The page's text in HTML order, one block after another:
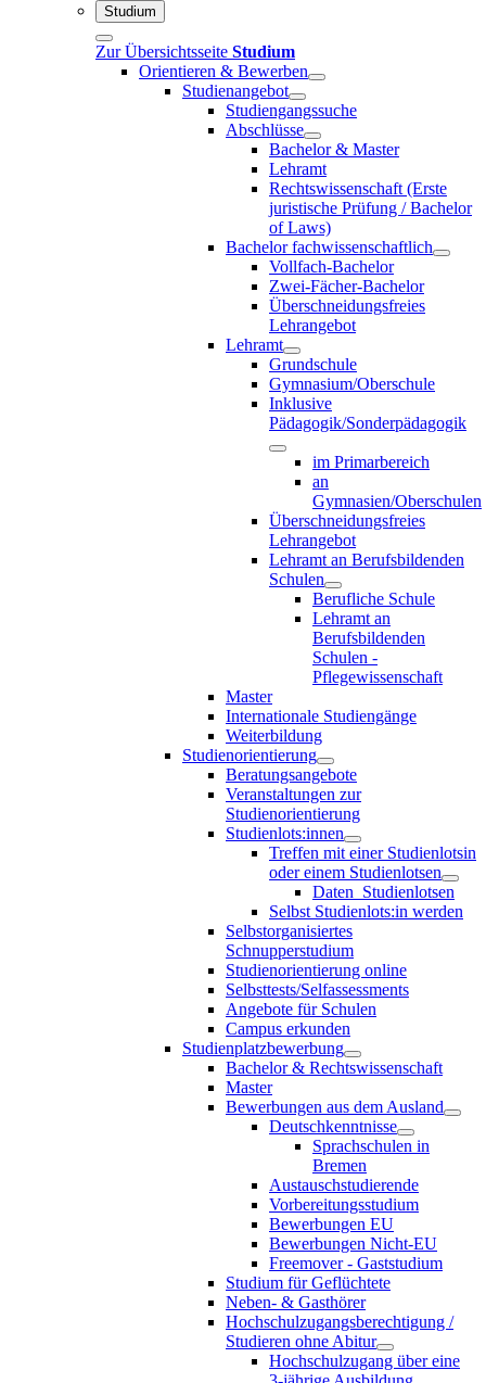
Studium
Zur Übersichtsseite Studium
Orientieren & Bewerben
Studienangebot
Studiengangssuche
Abschlüsse
Bachelor & Master
Lehramt
Rechtswissenschaft (Erste
juristische Prüfung / Bachelor
of Laws)
Bachelor fachwissenschaftlich
Vollfach-Bachelor
Zwei-Fächer-Bachelor
Überschneidungsfreies
Lehrangebot
Lehramt
Grundschule
Gymnasium/Oberschule
Inklusive
Pädagogik/Sonderpädagogik
im Primarbereich
an
Gymnasien/Oberschulen
Überschneidungsfreies
Lehrangebot
Lehramt an Berufsbildenden
Schulen
Berufliche Schule
Lehramt an
Berufsbildenden
Schulen -
Pflegewissenschaft
Master
Internationale Studiengänge
Weiterbildung
Studienorientierung
Beratungsangebote
Veranstaltungen zur
Studienorientierung
Studienlots:innen
Treffen mit einer Studienlotsin
oder einem Studienlotsen
Daten_Studienlotsen
Selbst Studienlots:in werden
Selbstorganisiertes
Schnupperstudium
Studienorientierung online
Selbsttests/Selfassessments
Angebote für Schulen
Campus erkunden
Studienplatzbewerbung
Bachelor & Rechtswissenschaft
Master
Bewerbungen aus dem Ausland
Deutschkenntnisse
Sprachschulen in
Bremen
Austauschstudierende
Vorbereitungsstudium
Bewerbungen EU
Bewerbungen Nicht-EU
Freemover - Gaststudium
Studium für Geflüchtete
Neben- & Gasthörer
Hochschulzugangsberechtigung /
Studieren ohne Abitur
Hochschulzugang über eine